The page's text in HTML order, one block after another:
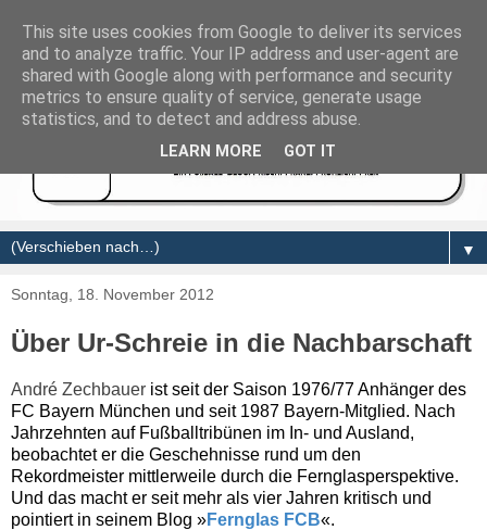
▼
Sonntag, 18. November 2012
Über Ur-Schreie in die Nachbarschaft
André Zechbauer ist seit der Saison 1976/77 Anhänger des
FC Bayern München und seit 1987 Bayern-Mitglied. Nach
Jahrzehnten auf Fußballtribünen im In- und Ausland,
beobachtet er die Geschehnisse rund um den
Rekordmeister mittlerweile durch die Fernglasperspektive.
Und das macht er seit mehr als vier Jahren kritisch und
pointiert in seinem Blog »Fernglas FCB«.
This site uses cookies from Google to deliver its services
and to analyze traffic. Your IP address and user-agent are
shared with Google along with performance and security
metrics to ensure quality of service, generate usage
statistics, and to detect and address abuse.
LEARN MORE GOT IT